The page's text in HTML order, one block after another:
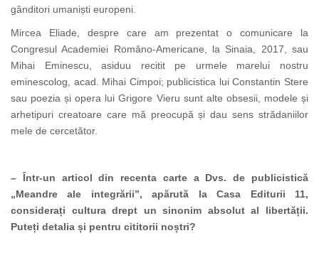
gânditori umaniști europeni.
Mircea Eliade, despre care am prezentat o comunicare la
Congresul Academiei Româno-Americane, la Sinaia, 2017, sau
Mihai Eminescu, asiduu recitit pe urmele marelui nostru
eminescolog, acad. Mihai Cimpoi; publicistica lui Constantin Stere
sau poezia și opera lui Grigore Vieru sunt alte obsesii, modele și
arhetipuri creatoare care mă preocupă și dau sens strădaniilor
mele de cercetător.
– Într-un articol din recenta carte a Dvs. de publicistică
„Meandre ale integrării”, apărută la Casa Editurii 11,
considerați cultura drept un sinonim absolut al libertății.
Puteți detalia și pentru cititorii noștri?